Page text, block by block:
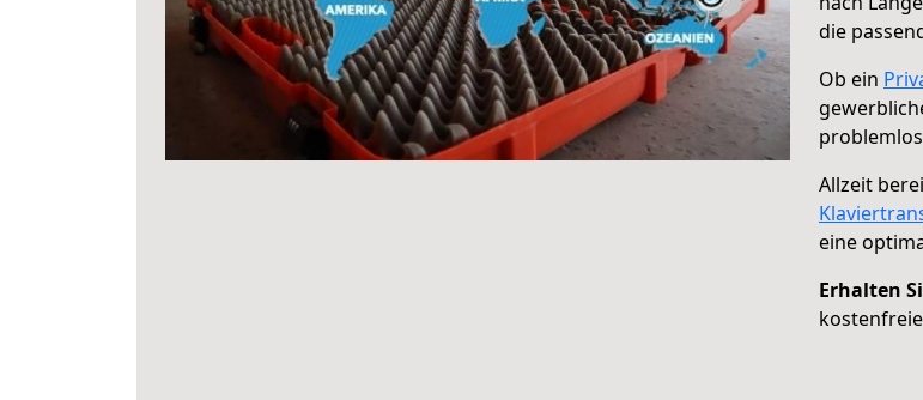
die
Ob ein
Allzeit
eine
Erhalten